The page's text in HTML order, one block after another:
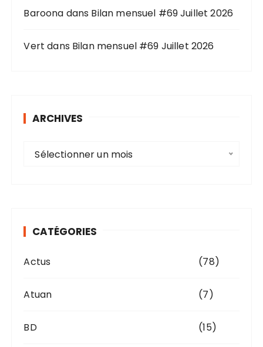
Baroona dans Bilan mensuel #69 Juillet 2026
Vert dans Bilan mensuel #69 Juillet 2026
ARCHIVES
e
Sélectionner un mois
CATÉGORIES
Actus (78)
Atuan (7)
BD (15)